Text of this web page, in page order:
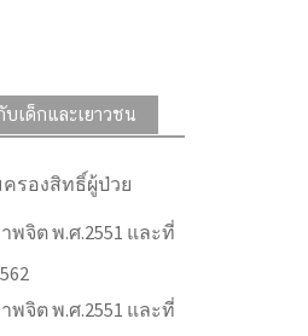
เด็กและเยาวชน
รองสิทธิ์ผู้ป่วย
จิต พ.ศ.2551 และที่
จิต พ.ศ.2551 และที่